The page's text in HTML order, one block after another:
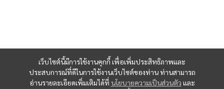
เว็บไซต์นี้มีการใช้งานคุกกี้ เพื่อเพิ่มประสิทธิภาพและ
ประสบการณ์ที่ดีในการใช้งานเว็บไซต์ของท่าน ท่านสามารถ
อ่านรายละเอียดเพิ่มเติมได้ที่ นโยบายความเป็นส่วนตัว และ